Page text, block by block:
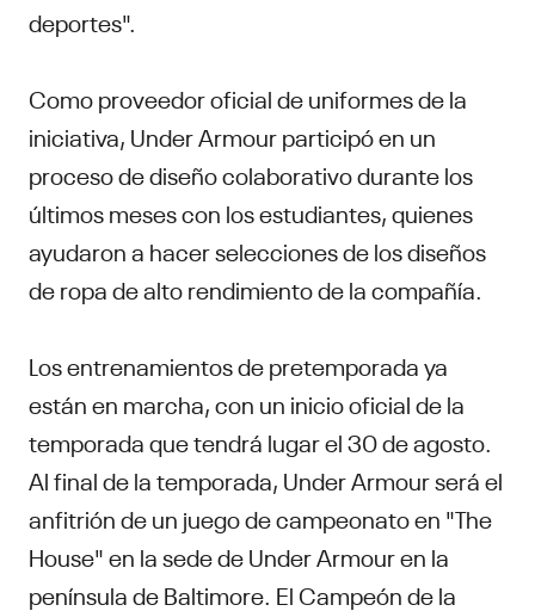
deportes".
Como proveedor oficial de uniformes de la
iniciativa, Under Armour participó en un
proceso de diseño colaborativo durante los
últimos meses con los estudiantes, quienes
ayudaron a hacer selecciones de los diseños
de ropa de alto rendimiento de la compañía.
Los entrenamientos de pretemporada ya
están en marcha, con un inicio oficial de la
temporada que tendrá lugar el 30 de agosto.
Al final de la temporada, Under Armour será el
anfitrión de un juego de campeonato en "The
House" en la sede de Under Armour en la
península de Baltimore. El Campeón de la